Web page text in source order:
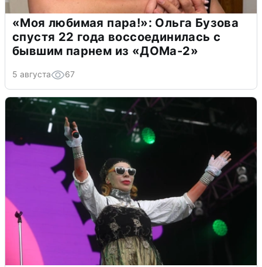
«Моя любимая пара!»: Ольга Бузова
спустя 22 года воссоединилась с
бывшим парнем из «ДОМа-2»
5 августа 67